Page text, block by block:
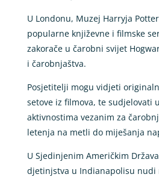
U Londonu, Muzej Harryja
popularne književne i filmske
zakorače u čarobni svijet
i čarobnjaštva.
Posjetitelji mogu vidjeti
setove iz filmova, te sudjelovati
aktivnostima vezanim za
letenja na metli do miješanja
U Sjedinjenim Američkim
djetinjstva u Indianapolisu nudi